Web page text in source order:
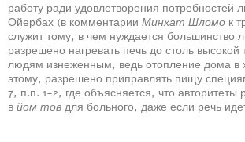
работу ради удовлетворения
Ойербах (в комментарии Минхат Шломо к
служит тому, в чем нуждается
разрешено нагревать печь до столь
людям изнеженным, ведь отопление дома в
этому, разрешено приправлять пищу
7, п.п. 1-2, где объясняется, что
в йом тов для больного, даже если речь